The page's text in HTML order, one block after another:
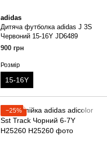
adidas
Дитяча футболка adidas J 3S
Червоний 15-16Y JD6489
900 грн
Розмір
15-16Y
−25%